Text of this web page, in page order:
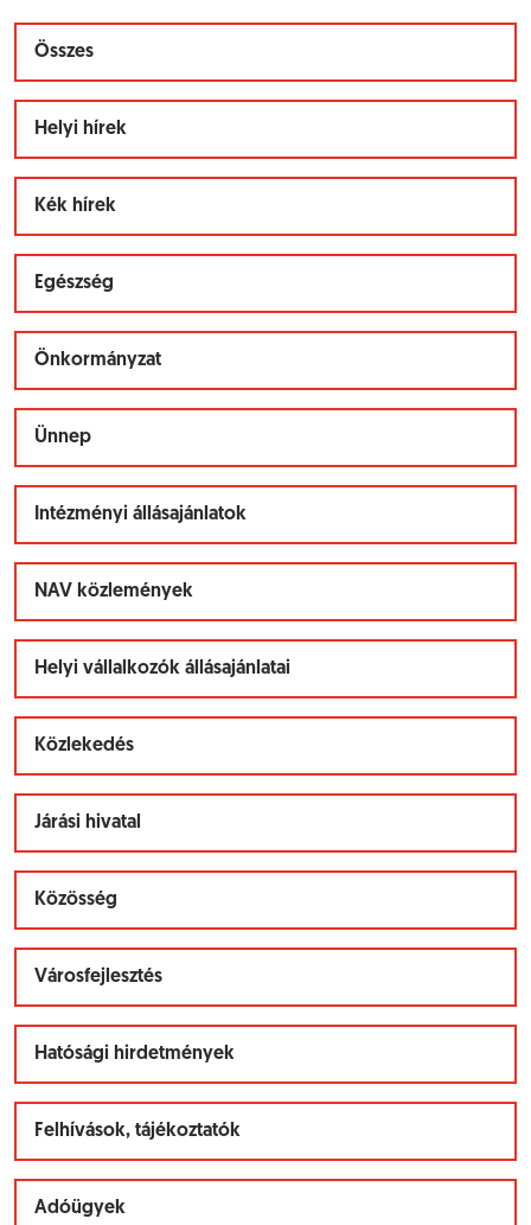
Összes
Helyi hírek
Kék hírek
Egészség
Önkormányzat
Ünnep
Intézményi állásajánlatok
NAV közlemények
Helyi vállalkozók állásajánlatai
Közlekedés
Járási hivatal
Közösség
Városfejlesztés
Hatósági hirdetmények
Felhívások, tájékoztatók
Adóügyek